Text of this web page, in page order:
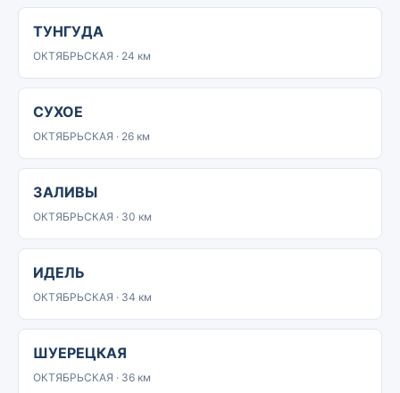
ТУНГУДА
ОКТЯБРЬСКАЯ · 24 км
СУХОЕ
ОКТЯБРЬСКАЯ · 26 км
ЗАЛИВЫ
ОКТЯБРЬСКАЯ · 30 км
ИДЕЛЬ
ОКТЯБРЬСКАЯ · 34 км
ШУЕРЕЦКАЯ
ОКТЯБРЬСКАЯ · 36 км